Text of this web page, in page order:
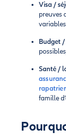
Visa /
preuves
variables
Budget /
Santé /
famille